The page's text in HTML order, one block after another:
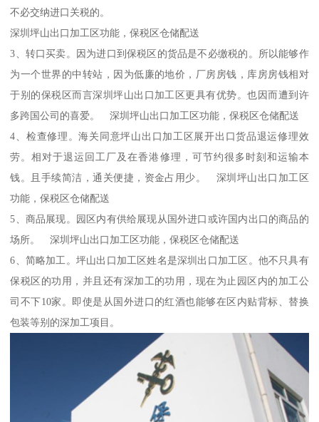
不必交纳进口关税的。
深圳坪山出口加工区功能，保税区仓储配送
3、转口买卖。因为进口到保税区的货品是不必缴税的。所以能够作
为一个世界的中转站，因为低廉的地价，厂房房钱，库房房钱相对
于别的保税区而言深圳坪山出口加工区更具有优势。也因而遭到许
多跨国公司的喜爱。 深圳坪山出口加工区功能，保税区仓储配送
4、检查修理。海关同意坪山出口加工区展开出口货品退运修理效
劳。相对于退运回工厂及在香港修理，可节约很多时刻和运输本
钱。且手续简洁，通关便捷，资金占用少。 深圳坪山出口加工区
功能，保税区仓储配送
5、商品展现。园区内有供给展现从国外进口或许国内出口的商品的
场所。 深圳坪山出口加工区功能，保税区仓储配送
6、简略加工。坪山出口加工区姓名是深圳出口加工区。他不只具有
保税区的功用，并且还有深加工的功用，现在为止园区内的加工公
司不下10家。即使是从国外进口的红酒也能够在区内贴背标、替换
包装等别的深加工项目。